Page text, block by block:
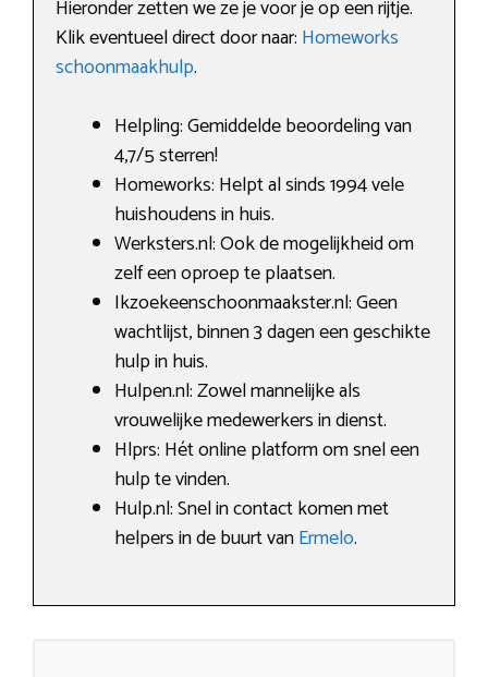
Hieronder zetten we ze je voor je op een rijtje.
Klik eventueel direct door naar: Homeworks
schoonmaakhulp.
Helpling: Gemiddelde beoordeling van
4,7/5 sterren!
Homeworks: Helpt al sinds 1994 vele
huishoudens in huis.
Werksters.nl: Ook de mogelijkheid om
zelf een oproep te plaatsen.
Ikzoekeenschoonmaakster.nl: Geen
wachtlijst, binnen 3 dagen een geschikte
hulp in huis.
Hulpen.nl: Zowel mannelijke als
vrouwelijke medewerkers in dienst.
Hlprs: Hét online platform om snel een
hulp te vinden.
Hulp.nl: Snel in contact komen met
helpers in de buurt vanErmelo.